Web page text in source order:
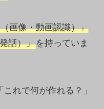
画像・動画認識）」
話）」を持っていま
「これで何が作れる？」